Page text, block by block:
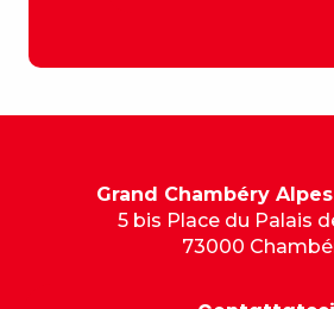
Grand Chambéry
5 bis Place du Palais
73000